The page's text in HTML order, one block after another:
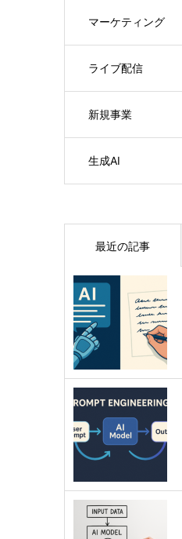
マーケティング
ライブ配信
新規事業
生成AI
最近の記事